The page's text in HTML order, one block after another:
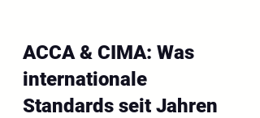
ACCA & CIMA: Was
internationale
Standards seit Jahren